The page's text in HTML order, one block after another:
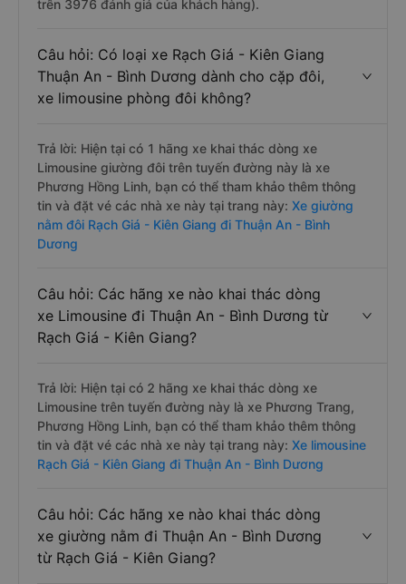
trên 3976 đánh giá của khách hàng).
Câu hỏi: Có loại xe Rạch Giá - Kiên Giang
Thuận An - Bình Dương dành cho cặp đôi,
xe limousine phòng đôi không?
Trả lời: Hiện tại có 1 hãng xe khai thác dòng xe
Limousine giường đôi trên tuyến đường này là xe
Phương Hồng Linh, bạn có thể tham khảo thêm thông
tin và đặt vé các nhà xe này tại trang này: Xe giường
nằm đôi Rạch Giá - Kiên Giang đi Thuận An - Bình
Dương
Câu hỏi: Các hãng xe nào khai thác dòng
xe Limousine đi Thuận An - Bình Dương từ
Rạch Giá - Kiên Giang?
Trả lời: Hiện tại có 2 hãng xe khai thác dòng xe
Limousine trên tuyến đường này là xe Phương Trang,
Phương Hồng Linh, bạn có thể tham khảo thêm thông
tin và đặt vé các nhà xe này tại trang này: Xe limousine
Rạch Giá - Kiên Giang đi Thuận An - Bình Dương
Câu hỏi: Các hãng xe nào khai thác dòng
xe giường nằm đi Thuận An - Bình Dương
từ Rạch Giá - Kiên Giang?